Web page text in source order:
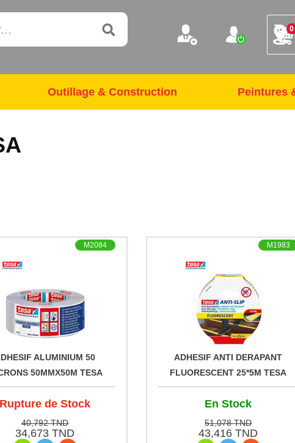
0
Outillage & Construction Peintures
M2084
ALUMINIUM 50
50MMX50M TESA
Rupture de Stock
40,792 TND
34,673 TND
M1983
ADHESIF ANTI DERAPANT
FLUORESCENT 25*5M TESA
En Stock
51,078 TND
43,416 TND